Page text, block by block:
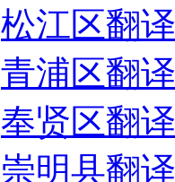
松江区翻译
青浦区翻译
奉贤区翻译
崇明县翻译